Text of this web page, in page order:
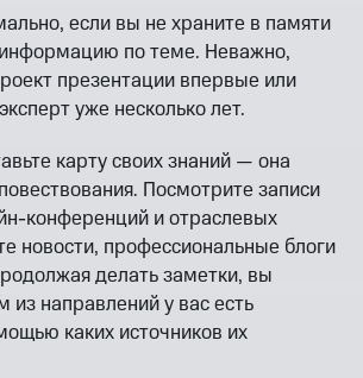
если вы не храните в памяти
по теме. Неважно,
презентации впервые или
уже несколько лет.
карту своих знаний — она
Посмотрите записи
конференций и отраслевых
новости, профессиональные блоги
делать заметки, вы
из направлений у вас есть
каких источников их